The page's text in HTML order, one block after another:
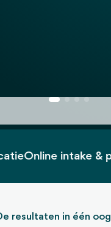
Online intake &
resultaten in één